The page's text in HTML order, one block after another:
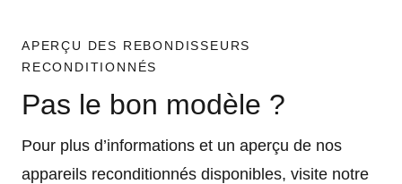
APERÇU DES REBONDISSEURS
RECONDITIONNÉS
Pas le bon modèle ?
Pour plus d’informations et un aperçu de nos
appareils reconditionnés disponibles, visite notre